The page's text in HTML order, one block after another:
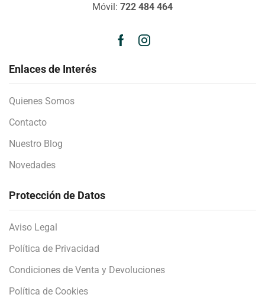
Móvil: 722 484 464
Enlaces de Interés
Quienes Somos
Contacto
Nuestro Blog
Novedades
Protección de Datos
Aviso Legal
Política de Privacidad
Condiciones de Venta y Devoluciones
Política de Cookies